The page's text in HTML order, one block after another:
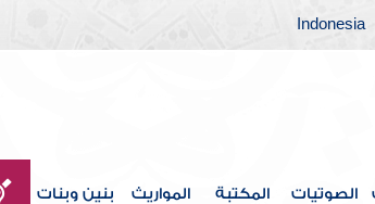
Indonesia
الصوتيات المكتبة المواريث بنين وبنات